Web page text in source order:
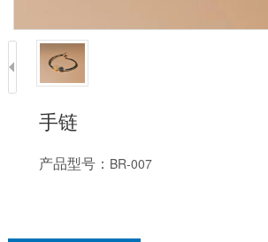
手链
产品型号： BR-007